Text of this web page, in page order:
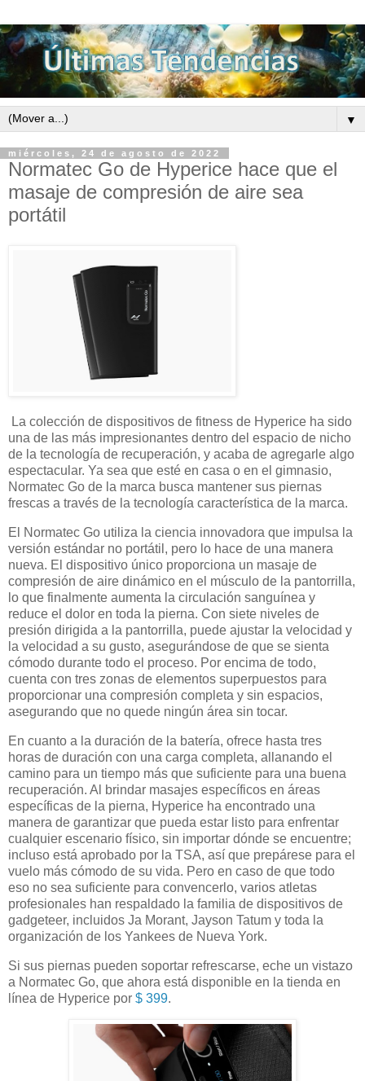
▼
miércoles, 24 de agosto de 2022
Normatec Go de Hyperice hace que el
masaje de compresión de aire sea
portátil
La colección de dispositivos de fitness de Hyperice ha sido
una de las más impresionantes dentro del espacio de nicho
de la tecnología de recuperación, y acaba de agregarle algo
espectacular. Ya sea que esté en casa o en el gimnasio,
Normatec Go de la marca busca mantener sus piernas
frescas a través de la tecnología característica de la marca.
El Normatec Go utiliza la ciencia innovadora que impulsa la
versión estándar no portátil, pero lo hace de una manera
nueva. El dispositivo único proporciona un masaje de
compresión de aire dinámico en el músculo de la pantorrilla,
lo que finalmente aumenta la circulación sanguínea y
reduce el dolor en toda la pierna. Con siete niveles de
presión dirigida a la pantorrilla, puede ajustar la velocidad y
la velocidad a su gusto, asegurándose de que se sienta
cómodo durante todo el proceso. Por encima de todo,
cuenta con tres zonas de elementos superpuestos para
proporcionar una compresión completa y sin espacios,
asegurando que no quede ningún área sin tocar.
En cuanto a la duración de la batería, ofrece hasta tres
horas de duración con una carga completa, allanando el
camino para un tiempo más que suficiente para una buena
recuperación. Al brindar masajes específicos en áreas
específicas de la pierna, Hyperice ha encontrado una
manera de garantizar que pueda estar listo para enfrentar
cualquier escenario físico, sin importar dónde se encuentre;
incluso está aprobado por la TSA, así que prepárese para el
vuelo más cómodo de su vida. Pero en caso de que todo
eso no sea suficiente para convencerlo, varios atletas
profesionales han respaldado la familia de dispositivos de
gadgeteer, incluidos Ja Morant, Jayson Tatum y toda la
organización de los Yankees de Nueva York.
Si sus piernas pueden soportar refrescarse, eche un vistazo
a Normatec Go, que ahora está disponible en la tienda en
línea de Hyperice por $ 399.